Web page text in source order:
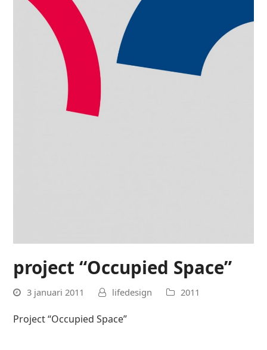
project “Occupied Space”
3 januari 2011 lifedesign 2011
Project “Occupied Space”